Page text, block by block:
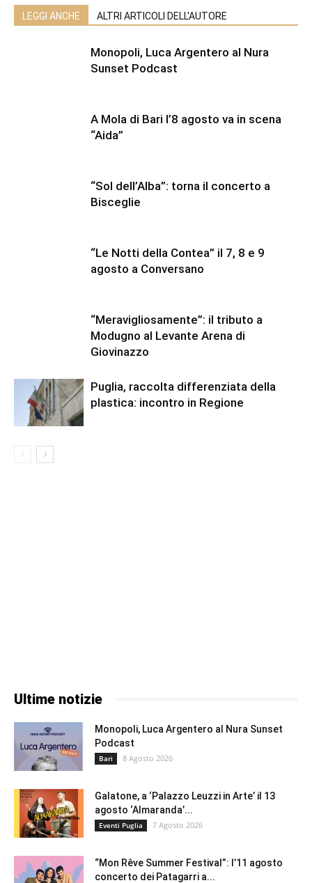
LEGGI ANCHE ALTRI ARTICOLI DELL'AUTORE
Monopoli, Luca Argentero al Nura
Sunset Podcast
A Mola di Bari l’8 agosto va in scena
“Aida”
“Sol dell’Alba”: torna il concerto a
Bisceglie
“Le Notti della Contea” il 7, 8 e 9
agosto a Conversano
“Meravigliosamente”: il tributo a
Modugno al Levante Arena di
Giovinazzo
Puglia, raccolta differenziata della
plastica: incontro in Regione
Ultime notizie
Monopoli, Luca Argentero al Nura Sunset
Podcast
Bari 8 Agosto 2026
Galatone, a ‘Palazzo Leuzzi in Arte’ il 13
agosto ‘Almaranda’...
Eventi Puglia 7 Agosto 2026
“Mon Rêve Summer Festival”: l’11 agosto
concerto dei Patagarri a...